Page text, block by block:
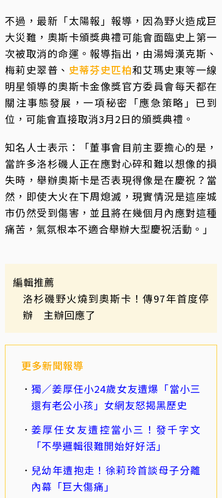
不過，最新「太陽報」報導，因為野火造成巨
大災難，奧斯卡頒獎典禮可能會面臨史上第一
次被取消的命運。報導指出，由湯姆漢克斯、
梅莉史翠普、 史蒂芬史匹柏和艾瑪史東等一線
明星領導的奧斯卡金像獎官方委員會每天都在
關注事態發展，一項秘密「應急策略」已到
位，可能會直接取消3月2日的頒獎典禮。
知名人士表示：「董事會目前主要擔心的是，
當許多洛杉磯人正在應對心碎和難以想像的損
失時，舉辦奧斯卡是否表現得像是在慶祝？當
然，即使大火在下周熄滅，現實情況是這座城
市仍然受到傷害，並且將在幾個月內應對這種
痛苦，氣氛根本不適合舉辦大型慶祝活動。」
編輯推薦
洛杉磯野火燒到奧斯卡！傳97年首度停
辦 主辦回應了
更多新聞報導
獨／姜厚任小24歲女友遭爆「當小三
還有老公小孩」女網友怒揭黑歷史
姜厚任女友遭控當小三！發千字文
「不學邏輯很難開始好好活」
兒幼年遭抱走！徐莉玲首談母子分離
內幕「巨大傷痛」